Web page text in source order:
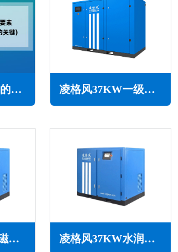
空压机正确选型的十大要素(确保空压系统正常运行的关键) 凌格风37KW一级能效永磁变频空压机LCH系列
凌格风37KW永磁变频无油水润滑空压机LSW PM系列 凌格风37KW水润滑无油空压机LSW系列